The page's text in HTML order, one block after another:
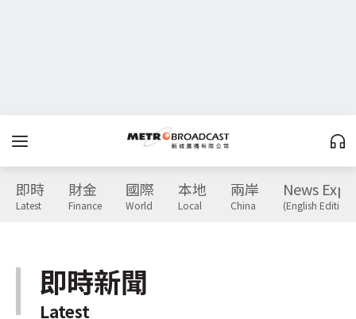
即時
Latest
財金
Finance
國際
World
本地
Local
兩岸
China
News
(English Edition)
即時新聞
Latest